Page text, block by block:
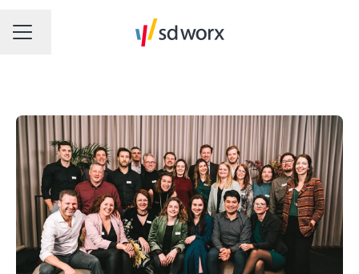
MENU CARRIÈRE
Changer la langue